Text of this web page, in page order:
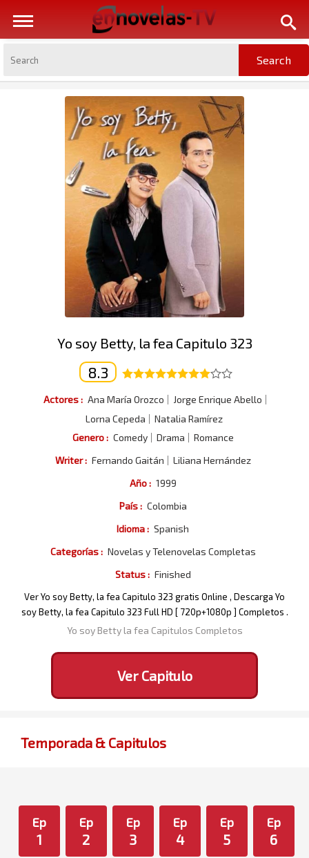
Yo soy Betty, la fea Capitulo 323
8.3
Actores : Ana María Orozco
Jorge Enrique Abello
Lorna Cepeda
Natalia Ramírez
Genero : Comedy Drama
Romance
Writer : Fernando Gaitán
Liliana Hernández
Año : 1999
País : Colombia
Idioma : Spanish
Categorías : Novelas y Telenovelas Completas
Status : Finished
Ver Yo soy Betty, la fea Capitulo 323 gratis Online , Descarga Yo
soy Betty, la fea Capitulo 323 Full HD [ 720p+1080p ] Completos .
Yo soy Betty la fea Capitulos Completos
Ver Capitulo
Temporada & Capitulos
Ep
1
Ep
2
Ep
3
Ep
4
Ep
5
Ep
6